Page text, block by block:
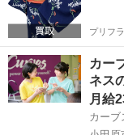
プリフラ
カー
ネス
月給
カーブ